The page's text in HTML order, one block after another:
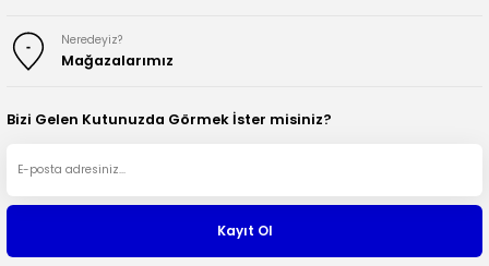
Neredeyiz?
Mağazalarımız
Bizi Gelen Kutunuzda Görmek İster misiniz?
Kayıt Ol